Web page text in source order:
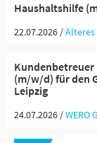
Haushaltshilfe
22.07.2026 /Älteres
(m/w/d) für den
Leipzig
24.07.2026 /WERO